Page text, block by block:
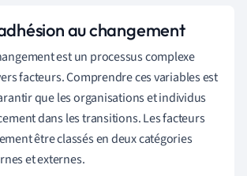
au changement
est un processus complexe
facteurs. Comprendre ces variables est
que les organisations et individus
dans les transitions. Les facteurs
être classés en deux catégories
et externes.